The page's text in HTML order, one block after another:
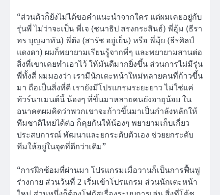
“ส่วนตัวก็ยังไม่ได้ขอคำแนะนำจากใคร แต่ผมเคยอยู่กับ
รุ่นพี่ ไม่ว่าจะเป็น พี่เจ (ชนาธิป สรงกระสินธ์) พี่อุ้ม (ธีรา
ทร บุญมาทัน) พี่ตัง (สารัช อยู่เย็น) หรือ พี่มุ้ย (ธีรศิลป์
แดงดา) ผมก็พยายามเรียนรู้จากพี่ๆ และพยายามสานต่อ
สิ่งที่เขาเคยทำเอาไว้ ให้มันดีมากยิ่งขึ้น ส่วนการไม่มีรุ่น
พี่ทั้งสี่ ผมมองว่า เรามีนักเตะหน้าใหม่หลายคนที่ก้าวขึ้น
มา ถือเป็นสิ่งที่ดี เรายังมีโปรแกรมระยะยาว ไม่ใช่แค่
ทัวร์นาเมนต์นี้ น้องๆ ที่ขึ้นมาหลายคนยังอายุน้อย ใน
อนาคตผมคิดว่าพวกเขาจะก้าวขึ้นมาเป็นกำลังหลักให้
ทีมชาติไทยได้ต่อ ก็คุยกันให้น้องๆ พยายามเก็บเกี่ยว
ประสบการณ์ พัฒนาและยกระดับตัวเอง ช่วยยกระดับ
ทีมให้อยู่ในจุดที่ดีกว่าเดิม”
“การฝึกซ้อมที่ผ่านมา โปรแกรมเมื่อวานก็เป็นการฟื้นฟู
ร่างกาย ส่วนวันที่ 2 เริ่มเข้าโปรแกรม ส่วนนักเตะหน้า